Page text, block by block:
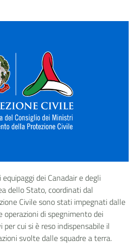
dei Canadair e degli
dello Stato, coordinati dal
Civile sono stati impegnati dalle
operazioni di spegnimento dei
cui si è reso indispensabile il
svolte dalle squadre a terra.